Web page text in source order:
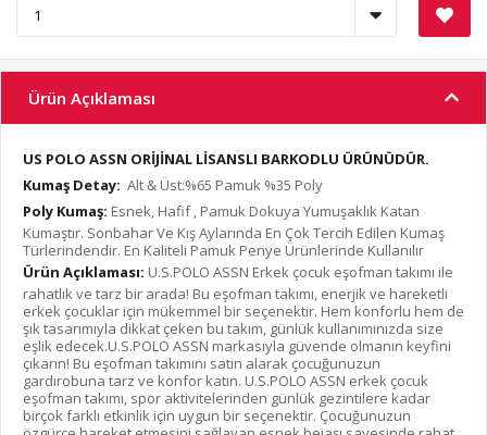
Ürün Açıklaması
US POLO ASSN ORİJİNAL LİSANSLI BARKODLU ÜRÜNÜDÜR.
Kumaş Detay: Alt & Üst:%65 Pamuk %35 Poly
Poly Kumaş: Esnek, Hafif , Pamuk Dokuya Yumuşaklık Katan
Kumaştır. Sonbahar Ve Kış Aylarında En Çok Tercih Edilen Kumaş
Türlerindendir. En Kaliteli Pamuk Penye Ürünlerinde Kullanılır
Ürün Açıklaması: U.S.POLO ASSN Erkek çocuk eşofman takımı ile
rahatlık ve tarz bir arada! Bu eşofman takımı, enerjik ve hareketli
erkek çocuklar için mükemmel bir seçenektir. Hem konforlu hem de
şık tasarımıyla dikkat çeken bu takım, günlük kullanımınızda size
eşlik edecek.U.S.POLO ASSN markasıyla güvende olmanın keyfini
çıkarın! Bu eşofman takımını satın alarak çocuğunuzun
gardırobuna tarz ve konfor katın. U.S.POLO ASSN erkek çocuk
eşofman takımı, spor aktivitelerinden günlük gezintilere kadar
birçok farklı etkinlik için uygun bir seçenektir. Çocuğunuzun